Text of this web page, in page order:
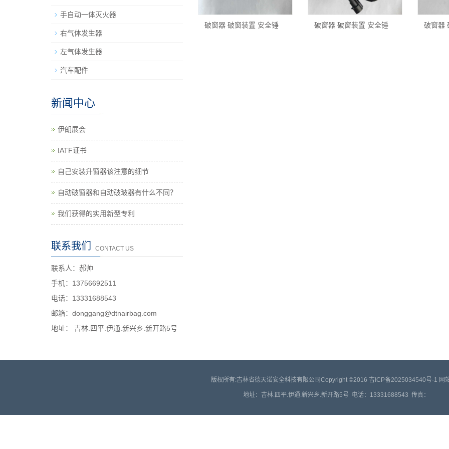
破窗器 破窗装置 安全锤 破窗器 破窗装置 安全锤 破窗器
手自动一体灭火器
右气体发生器
左气体发生器
汽车配件
新闻中心
伊朗展会
IATF证书
自己安装升窗器该注意的细节
自动破窗器和自动破玻器有什么不同？
我们获得的实用新型专利
联系我们 CONTACT US
联系人：郝帅
手机：13756692511
电话：13331688543
邮箱：donggang@dtnairbag.com
地址： 吉林.四平.伊通.新兴乡.新开路5号
版权所有:吉林省德天诺安全科技有限公司Copyright ©2016 吉ICP备2025034540号-1 网
地址：吉林.四平.伊通.新兴乡.新开路5号 电话：13331688543 传真：